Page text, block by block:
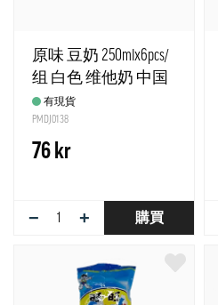
原味 豆奶 250mlx6pcs/
组 白色 维他奶 中国
有現貨
PMDJ0138
76 kr
− + 購買